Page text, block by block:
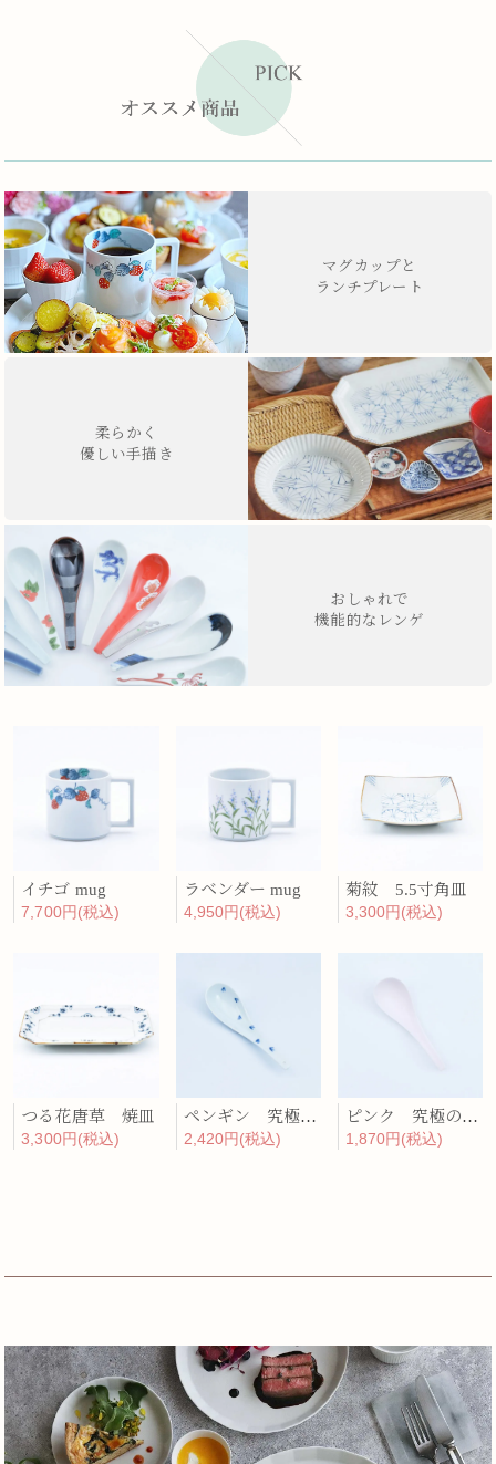
マグカップと
ランチプレート
柔らかく
優しい手描き
おしゃれで
機能的なレンゲ
イチゴ mug
7,700円(税込)
ラベンダー mug
4,950円(税込)
菊紋 5.5寸角皿
3,300円(税込)
つる花唐草 焼皿
3,300円(税込)
ペンギン 究極のレンゲ
2,420円(税込)
ピンク 究極のレンゲ
1,870円(税込)